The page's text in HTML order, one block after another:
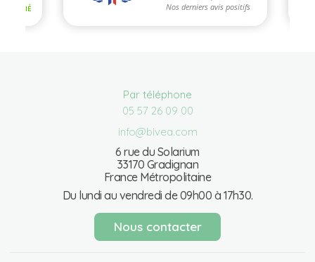
Par téléphone
05 57 26 09 00
info@bivea.com
6 rue du Solarium
33170 Gradignan
France Métropolitaine
Du lundi au vendredi de 09h00 à 17h30.
Nous contacter